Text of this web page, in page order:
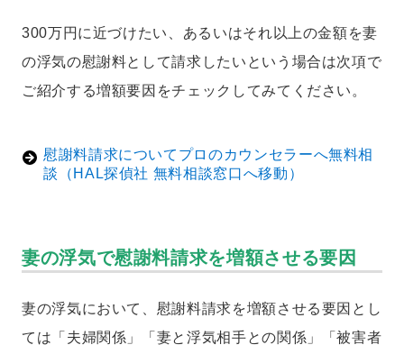
300万円に近づけたい、あるいはそれ以上の金額を妻
の浮気の慰謝料として請求したいという場合は次項で
ご紹介する増額要因をチェックしてみてください。
慰謝料請求についてプロのカウンセラーへ無料相
談（HAL探偵社 無料相談窓口へ移動）
妻の浮気で慰謝料請求を増額させる要因
妻の浮気において、慰謝料請求を増額させる要因とし
ては「夫婦関係」「妻と浮気相手との関係」「被害者